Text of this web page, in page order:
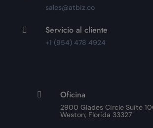
sales@atbiz.co
 Servicio al cliente
+1 (954) 478 4924
 Oficina
2900 Glades Circle Suite
Weston, Florida 33327